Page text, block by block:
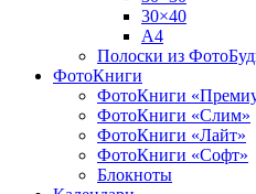
30×40
A4
Полоски из
ФотоКниги
ФотоКниги
ФотоКниги «Слим»
ФотоКниги «Лайт»
ФотоКниги «Софт»
Блокноты